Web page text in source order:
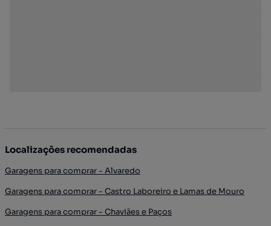
Localizações recomendadas
Garagens para comprar - Alvaredo
Garagens para comprar - Castro Laboreiro e Lamas de Mouro
Garagens para comprar - Chaviães e Paços